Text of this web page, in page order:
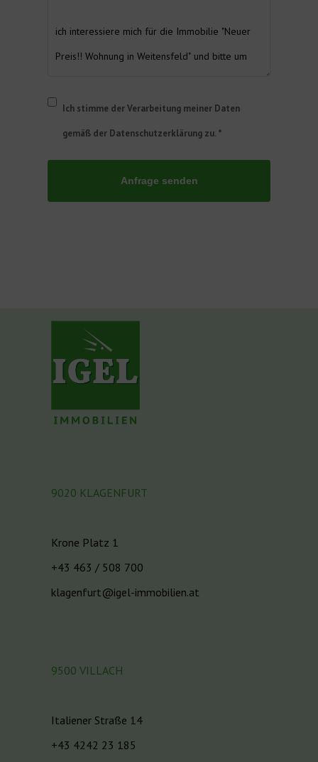
Ich stimme der Verarbeitung meiner Daten
gemäß der Datenschutzerklärung zu. *
Anfrage senden
9020 KLAGENFURT
Krone Platz 1
+43 463 / 508 700
klagenfurt@igel-immobilien.at
9500 VILLACH
Italiener Straße 14
+43 4242 23 185